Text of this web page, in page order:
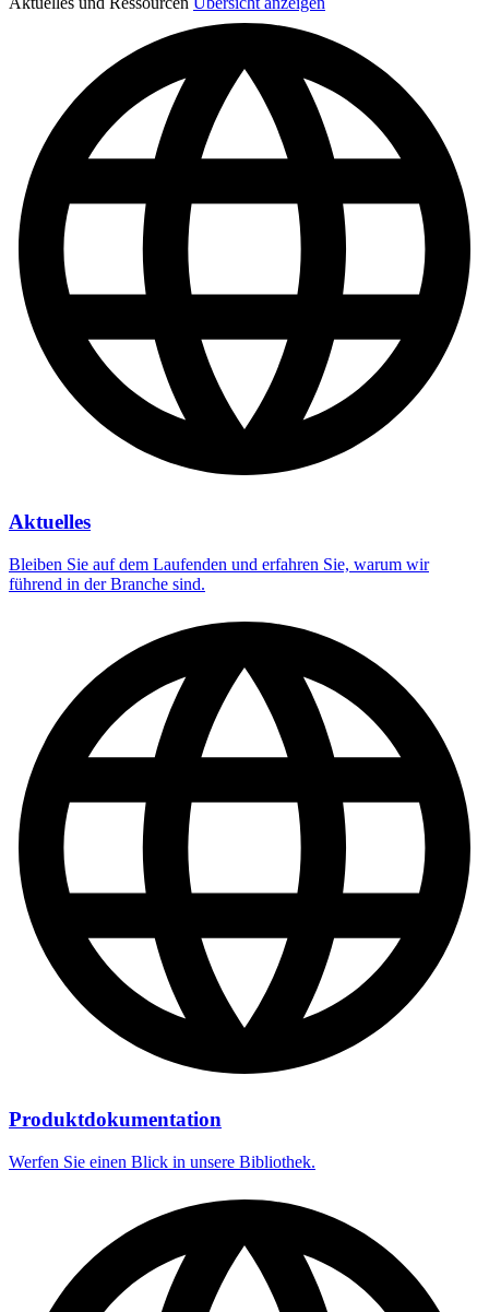
Aktuelles
Bleiben Sie auf dem Laufenden und erfahren Sie, warum wir
führend in der Branche sind.
Produktdokumentation
Werfen Sie einen Blick in unsere Bibliothek.